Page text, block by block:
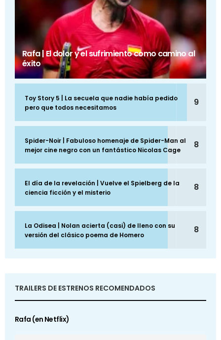
Rafa | El dolor y el sufrimiento como camino al
éxito
Toy Story 5 | La secuela que nadie había pedido
pero que todos necesitamos
9
Spider-Noir | Fabuloso homenaje de Spider-Man al
mejor cine negro con un fantástico Nicolas Cage
8
El día de la revelación | Vuelve el Spielberg de la
ciencia ficción y el misterio
8
La Odisea | Nolan acierta (casi) de lleno con su
versión del clásico poema de Homero
8
TRAILERS DE ESTRENOS RECOMENDADOS
Rafa (en Netflix)